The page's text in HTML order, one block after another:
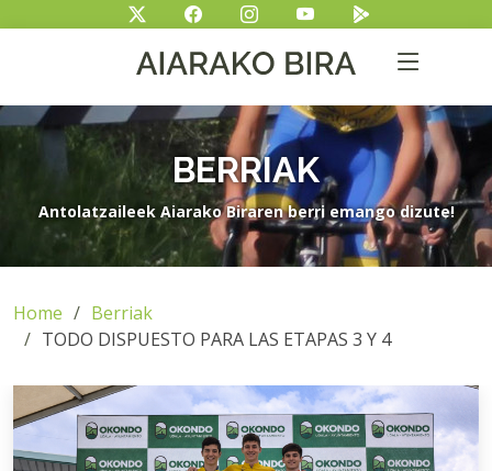
BERRIAK
Antolatzaileek Aiarako Biraren berri emango dizute!
Home
Berriak
TODO DISPUESTO PARA LAS ETAPAS 3 Y 4